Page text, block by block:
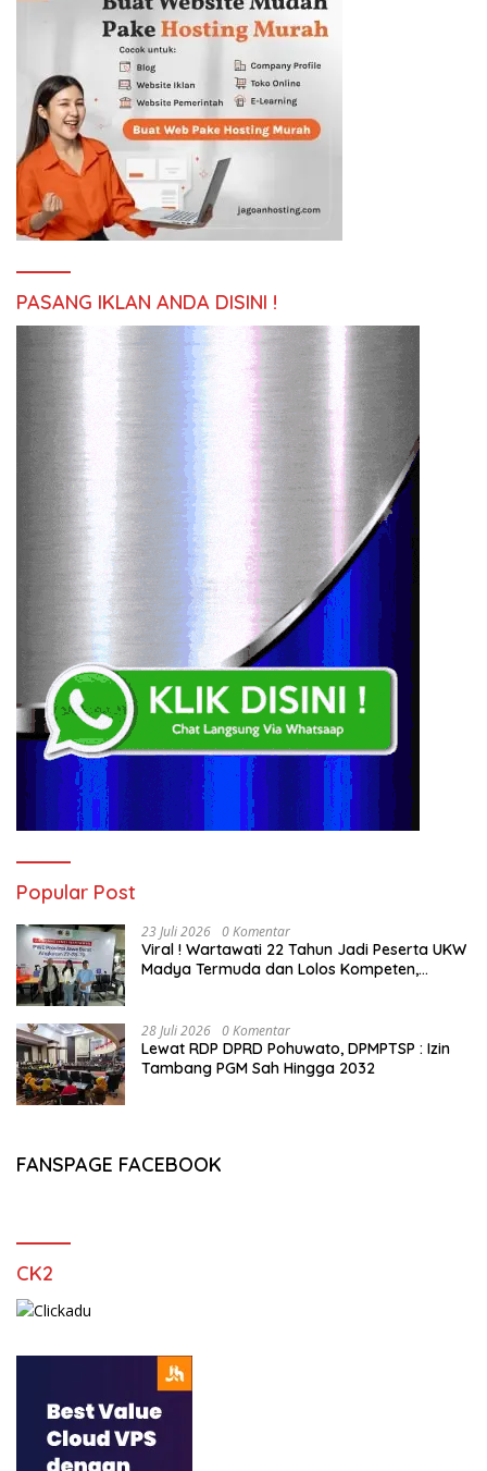
PASANG IKLAN ANDA DISINI !
Popular Post
23 Juli 2026 0 Komentar
Viral ! Wartawati 22 Tahun Jadi Peserta UKW
Madya Termuda dan Lolos Kompeten,
28 Juli 2026 0 Komentar
Lewat RDP DPRD Pohuwato, DPMPTSP : Izin
Tambang PGM Sah Hingga 2032
FANSPAGE FACEBOOK
CK2